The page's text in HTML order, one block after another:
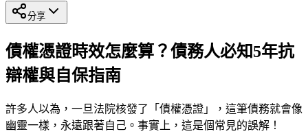
分享
債權憑證時效怎麼算？債務人必知5年抗
辯權與自保指南
許多人以為，一旦法院核發了「債權憑證」，這筆債務就會像
幽靈一樣，永遠跟著自己。事實上，這是個常見的誤解！